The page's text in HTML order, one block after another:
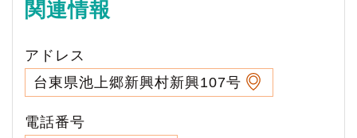
関連情報
アドレス
台東県池上郷新興村新興107号
電話番号